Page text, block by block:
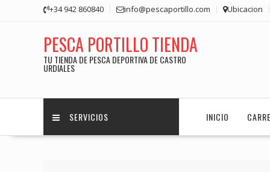
+34 942 860840 info@pescaportillo.com Ubicacion
PESCA PORTILLO TIENDA
TU TIENDA DE PESCA DEPORTIVA DE CASTRO
URDIALES
SERVICIOS INICIO